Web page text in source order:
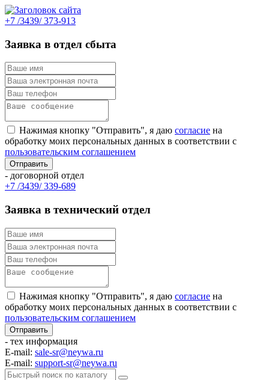
+7 /3439/ 373-913
Заявка в отдел сбыта
Нажимая кнопку "Отправить", я даю согласие на
обработку моих персональных данных в соответствии с
пользовательским соглашением
- договорной отдел
+7 /3439/ 339-689
Заявка в технический отдел
Нажимая кнопку "Отправить", я даю согласие на
обработку моих персональных данных в соответствии с
пользовательским соглашением
- тех информация
E-mail: sale-sr@neywa.ru
E-mail: support-sr@neywa.ru